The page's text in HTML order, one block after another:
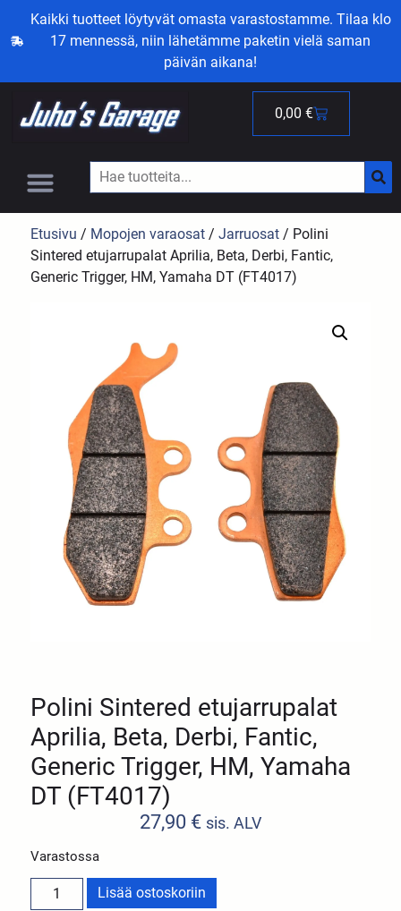
Kaikki tuotteet löytyvät omasta varastostamme. Tilaa klo
17 mennessä, niin lähetämme paketin vielä saman
päivän aikana!
0,00 €
Etusivu / Mopojen varaosat /Jarruosat / Polini
Sintered etujarrupalat Aprilia, Beta, Derbi, Fantic,
Generic Trigger, HM, Yamaha DT (FT4017)
Polini Sintered etujarrupalat
Aprilia, Beta, Derbi, Fantic,
Generic Trigger, HM, Yamaha
DT (FT4017)
27,90 € sis. ALV
Varastossa
Lisää ostoskoriin